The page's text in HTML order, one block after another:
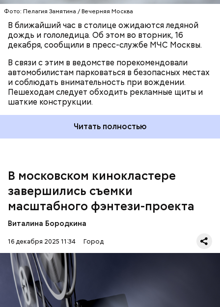
Фото: Пелагия Замятина / Вечерняя Москва
В ближайший час в столице ожидаются ледяной
дождь и гололедица. Об этом во вторник, 16
декабря, сообщили в пресс-службе МЧС Москвы.
В связи с этим в ведомстве порекомендовали
автомобилистам парковаться в безопасных местах
и соблюдать внимательность при вождении.
Пешеходам следует обходить рекламные щиты и
шаткие конструкции.
Читать полностью
В московском кинокластере
завершились съемки
масштабного фэнтези-проекта
Виталина Бородкина
16 декабря 2025 11:34 Город
от предыдущих версий своим масштабом,
зрелищностью и современным визуальным стилем.
Премьера «Тайного города» ожидается в 2026
году, передает «Российская газета ».
13 декабря в кинопарке «Москино»открылся
манеж, который является точной копией
исторического здания манежа у Александровского
сада. Это сооружение станет частью большого
конного комплекса площадью почти 23 тысячи
использоваться для технических нужд.